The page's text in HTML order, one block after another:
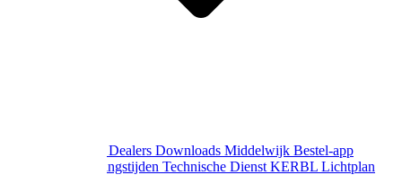
Dealers Downloads Middelwijk Bestel-app
Gewijzigde openingstijden Technische Dienst KERBL Lichtplan